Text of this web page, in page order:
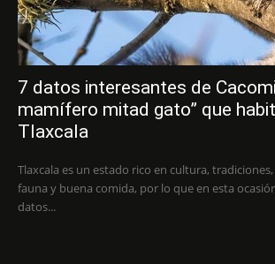
7 datos interesantes de
mamífero mitad gato” que
Tlaxcala
Tlaxcala es un estado rico en cultura,
fauna y buena comida, por lo que en esta
datos...